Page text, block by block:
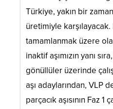
Türkiye, yakın bir
üretimiyle karşılayacak.
tamamlanmak üzere
inaktif aşımızın yanı
gönüllüler üzerinde
aşı adaylarından, VLP
parçacık aşısının Faz 1